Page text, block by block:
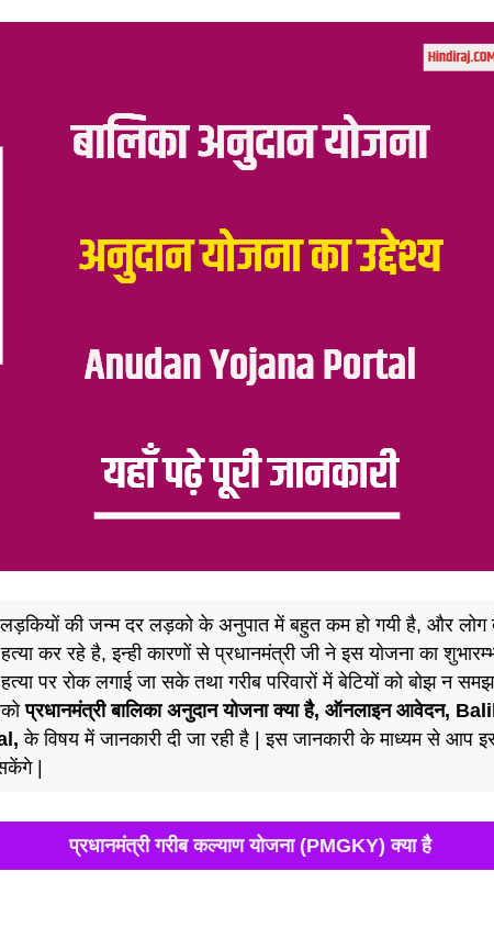
की जन्म दर लड़को के अनुपात में बहुत कम हो गयी है, और लोग
कर रहे है, इन्ही कारणों से प्रधानमंत्री जी ने इस योजना का
पर रोक लगाई जा सके तथा गरीब परिवारों में बेटियों को बोझ न
प्रधानमंत्री बालिका अनुदान योजना क्या है, ऑनलाइन आवेदन,
के विषय में जानकारी दी जा रही है | इस जानकारी के माध्यम से आप
|
प्रधानमंत्री गरीब कल्याण योजना (PMGKY) क्या है